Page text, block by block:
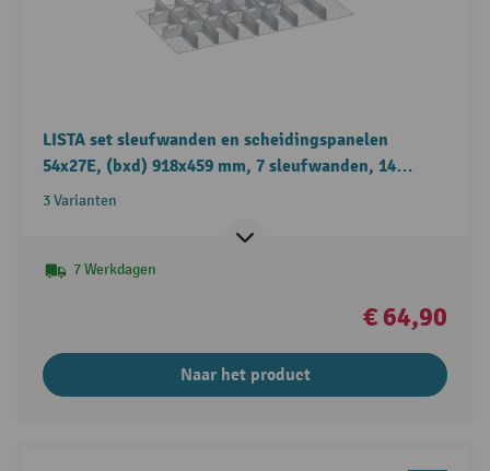
LISTA set sleufwanden en scheidingspanelen
54x27E, (bxd) 918x459 mm, 7 sleufwanden, 14
scheidingspanelen
3 Varianten
7 Werkdagen
€ 64,90
Naar het product